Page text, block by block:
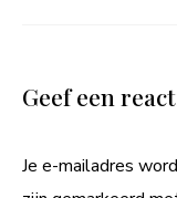
Geef een
Je e-mailadres